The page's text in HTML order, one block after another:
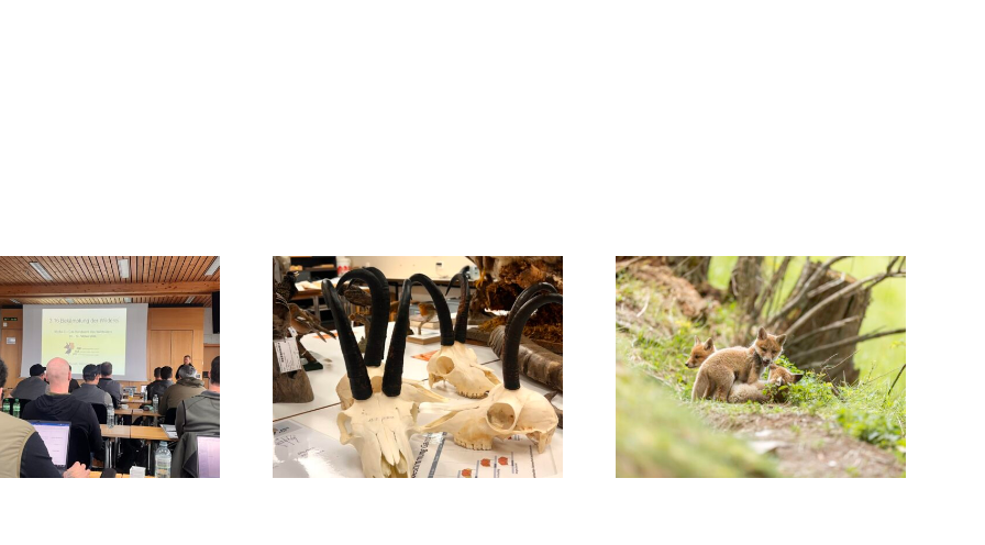
Ausbildung
Wildhut Schweiz
AWS
Ausbildung
Wildhut Schweiz
AWS